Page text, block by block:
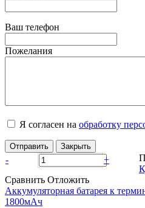
Ваш телефон
Пожелания
Я согласен на обработку
Отправить Закрыть
- +
Сравнить Отложить
Аккумуляторная батарея к
1800мАч